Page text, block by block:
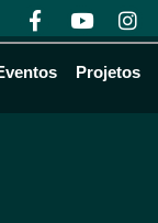
Projetos